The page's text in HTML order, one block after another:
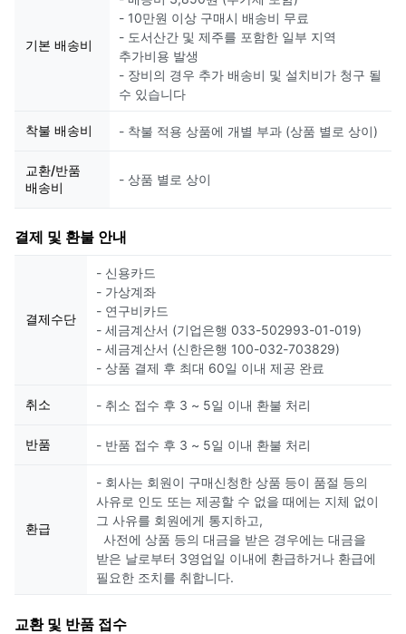
기본 배송비
- 10만원 이상 구매시 배송비 무료
- 도서산간 및 제주를 포함한 일부 지역
추가비용 발생
- 장비의 경우 추가 배송비 및 설치비가 청구 될
수 있습니다
착불 배송비 - 착불 적용 상품에 개별 부과 (상품 별로 상이)
교환/반품
배송비
- 상품 별로 상이
결제 및 환불 안내
결제수단
- 신용카드
- 가상계좌
- 연구비카드
- 세금계산서 (기업은행 033-502993-01-019)
- 세금계산서 (신한은행 100-032-703829)
- 상품 결제 후 최대 60일 이내 제공 완료
취소 - 취소 접수 후 3 ~ 5일 이내 환불 처리
반품 - 반품 접수 후 3 ~ 5일 이내 환불 처리
환급
- 회사는 회원이 구매신청한 상품 등이 품절 등의
사유로 인도 또는 제공할 수 없을 때에는 지체 없이
그 사유를 회원에게 통지하고,
사전에 상품 등의 대금을 받은 경우에는 대금을
받은 날로부터 3영업일 이내에 환급하거나 환급에
필요한 조치를 취합니다.
교환 및 반품 접수